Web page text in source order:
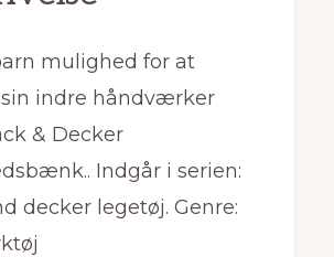
mulighed for at
indre håndværker
& Decker
Indgår i serien:
decker legetøj. Genre: